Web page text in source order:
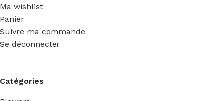
Ma wishlist
Panier
Suivre ma commande
Se déconnecter
Catégories